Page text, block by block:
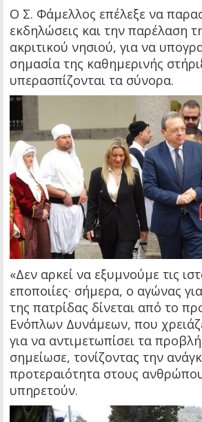
Ο Σ. Φάμελλος επέλεξε να
εκδηλώσεις και την παρέλαση
ακριτικού νησιού, για να
σημασία της καθημερινής
υπερασπίζονται τα σύνορα.
«Δεν αρκεί να εξυμνούμε τις
εποποιίες· σήμερα, ο αγώνας
της πατρίδας δίνεται από το
Ενόπλων Δυνάμεων, που
για να αντιμετωπίσει τα
σημείωσε, τονίζοντας την
προτεραιότητα στους
υπηρετούν.